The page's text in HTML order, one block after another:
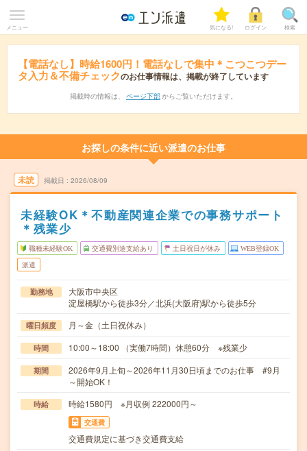
メニュー 気になる! ログイン 検索
【電話なし】時給1600円！電話なしで集中＊こつこつデー
タ入力＆不備チェックのお仕事情報は、掲載が終了しています
掲載時の情報は、 ページ下部 からご覧いただけます。
お探しの条件に近い派遣のお仕事
未読 掲載日 2026/08/09
未経験OK＊不動産関連企業での事務サポート
＊残業少
職種未経験OK 交通費別途支給あり 土日祝日が休み WEB登録OK
派遣
勤務地
大阪市中央区
淀屋橋駅から徒歩3分／北浜(大阪府)駅から徒歩5分
曜日頻度 月～金（土日祝休み）
時間 10:00～18:00 （実働7時間）休憩60分 ※残業少
期間
2026年9月上旬～2026年11月30日頃までのお仕事 #9月
～開始OK！
時給 時給1580円 ※月収例 222000円～
交通費
交通費規定に基づき交通費支給